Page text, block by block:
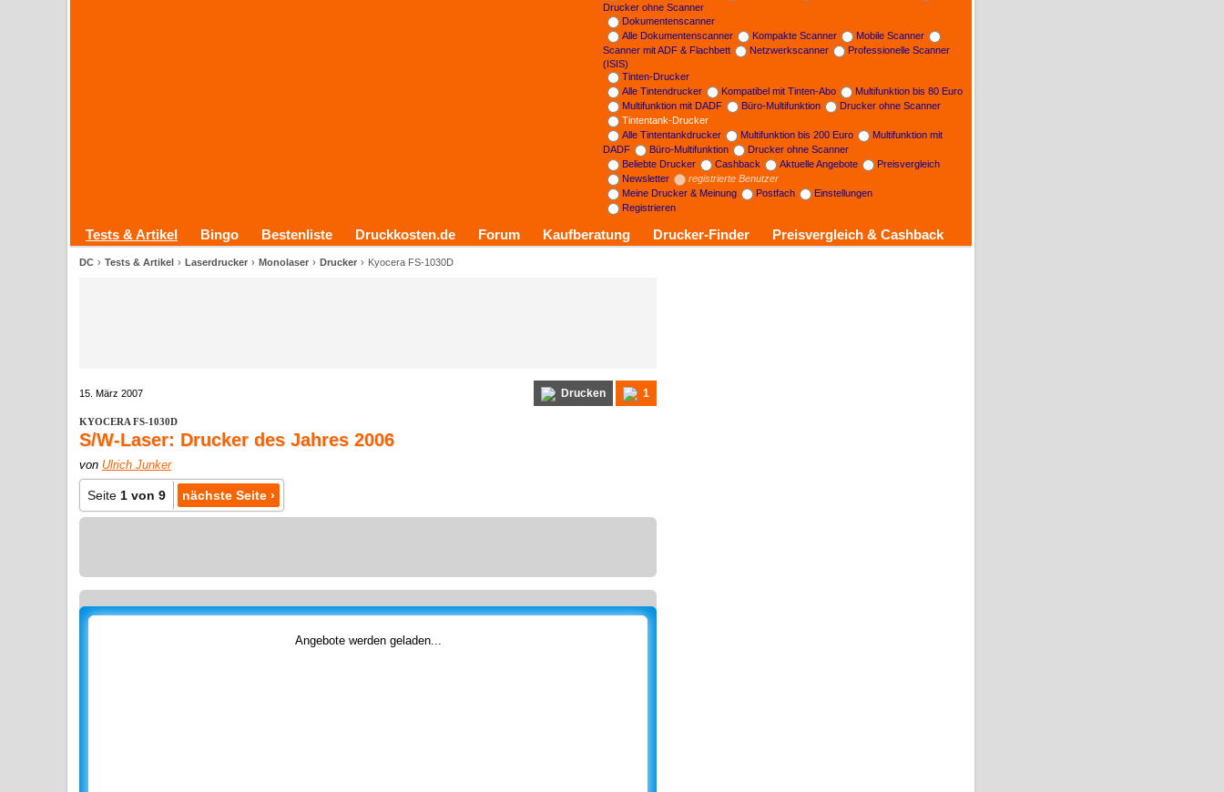
Drucker ohne Scanner
Dokumentenscanner
Alle Dokumentenscanner
Kompakte Scanner
Mobile Scanner
Scanner mit ADF & Flachbett
Netzwerkscanner
Professionelle Scanner
(ISIS)
Tinten-Drucker
Alle Tintendrucker
Kompatibel mit Tinten-Abo
Multifunktion bis 80 Euro
Multifunktion mit DADF
Büro-Multifunktion
Drucker ohne Scanner
Tintentank-Drucker
Alle Tintentankdrucker
Multifunktion bis 200 Euro
Multifunktion mit
DADF
Büro-Multifunktion
Drucker ohne Scanner
Beliebte Drucker
Cashback Aktuelle Angebote
Preisvergleich
Newsletter
registrierte Benutzer
Meine Drucker & Meinung
Postfach
Einstellungen
Registrieren
Tests & Artikel Bingo Bestenliste Druckkosten.de Forum Kaufberatung Drucker-Finder Preisvergleich & Cashback
DC Tests & Artikel Laserdrucker Monolaser Drucker Kyocera FS-1030D
15. März 2007 Drucken 1
KYOCERA FS-1030D
S/W-Laser: Drucker des Jahres 2006
von Ulrich Junker
Seite 1 von 9 nächste Seite ›
Angebote werden geladen...